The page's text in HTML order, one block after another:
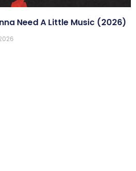
Need A Little Music (2026)